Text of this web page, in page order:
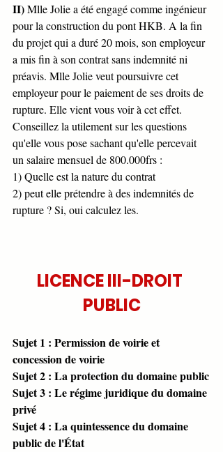
II) Mlle Jolie a été engagé comme ingénieur
pour la construction du pont HKB. A la fin
du projet qui a duré 20 mois, son employeur
a mis fin à son contrat sans indemnité ni
préavis. Mlle Jolie veut poursuivre cet
employeur pour le paiement de ses droits de
rupture. Elle vient vous voir à cet effet.
Conseillez la utilement sur les questions
qu'elle vous pose sachant qu'elle percevait
un salaire mensuel de 800.000frs :
1) Quelle est la nature du contrat
2) peut elle prétendre à des indemnités de
rupture ? Si, oui calculez les.
LICENCE III-DROIT
PUBLIC
Sujet 1 : Permission de voirie et
concession de voirie
Sujet 2 : La protection du domaine public
Sujet 3 : Le régime juridique du domaine
privé
Sujet 4 : La quintessence du domaine
public de l'État